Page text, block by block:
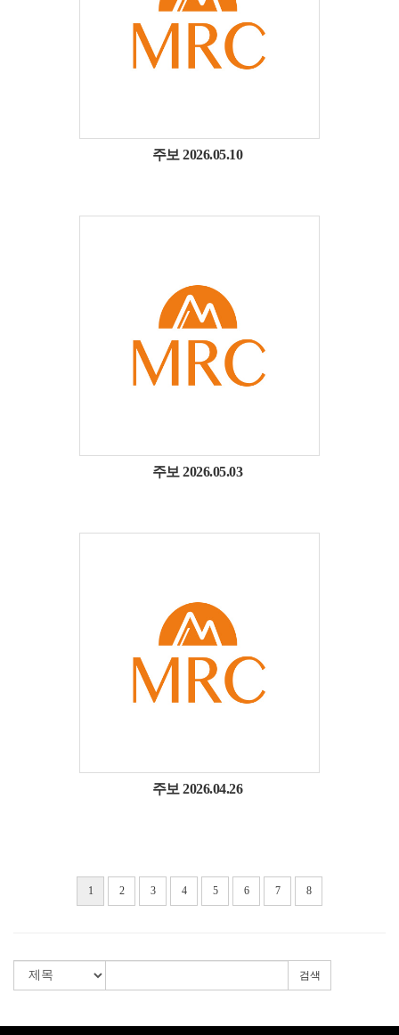
주보 2026.05.10
주보 2026.05.03
주보 2026.04.26
1 2 3 4 5 6 7 8
검색